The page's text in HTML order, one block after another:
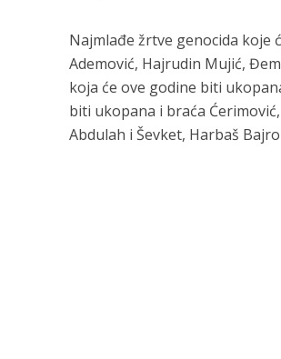
Najmlađe žrtve genocida koje
Ademović, Hajrudin Mujić,
koja će ove godine biti
biti ukopana i braća
Abdulah i Ševket, Harbaš